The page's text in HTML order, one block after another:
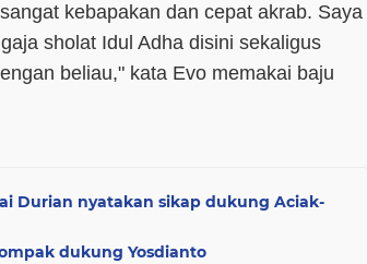
kebapakan dan cepat akrab. Saya
sholat Idul Adha disini sekaligus
beliau," kata Evo memakai baju
Durian nyatakan sikap dukung Aciak-
dukung Yosdianto